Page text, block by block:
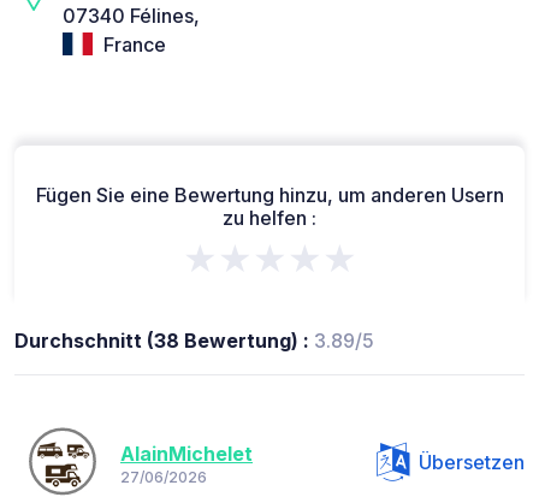
07340 Félines,
France
Fügen Sie eine Bewertung hinzu, um anderen Usern
zu helfen :
★★★★★
Durchschnitt (38 Bewertung) : 3.89/5
AlainMichelet
27/06/2026
Übersetzen